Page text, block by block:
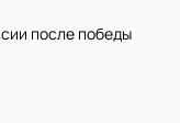
после победы